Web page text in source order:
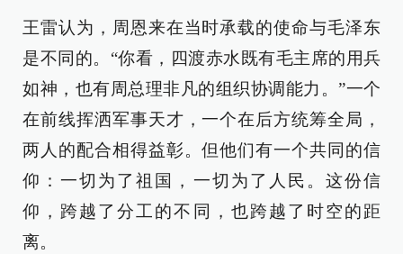
王雷认为，周恩来在当时承载的使命与毛泽东
是不同的。“你看，四渡赤水既有毛主席的用兵
如神，也有周总理非凡的组织协调能力。”一个
在前线挥洒军事天才，一个在后方统筹全局，
两人的配合相得益彰。但他们有一个共同的信
仰：一切为了祖国，一切为了人民。这份信
仰，跨越了分工的不同，也跨越了时空的距
离。